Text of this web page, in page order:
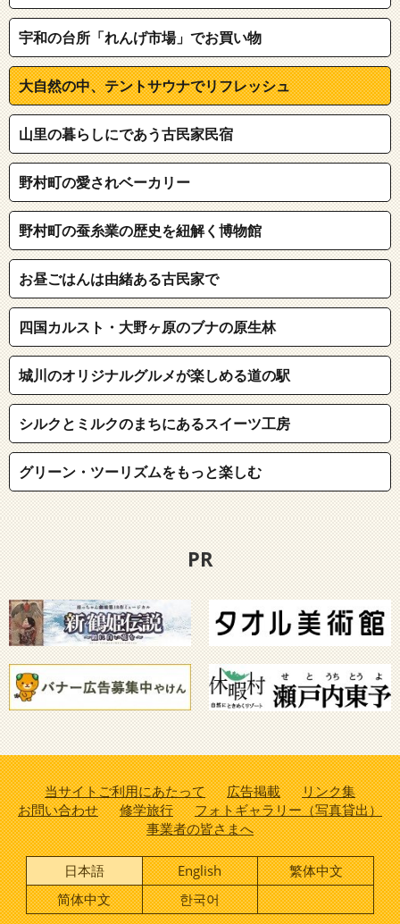
宇和の台所「れんげ市場」でお買い物
大自然の中、テントサウナでリフレッシュ
山里の暮らしにであう古民家民宿
野村町の愛されベーカリー
野村町の蚕糸業の歴史を紐解く博物館
お昼ごはんは由緒ある古民家で
四国カルスト・大野ヶ原のブナの原生林
城川のオリジナルグルメが楽しめる道の駅
シルクとミルクのまちにあるスイーツ工房
グリーン・ツーリズムをもっと楽しむ
PR
当サイトご利用にあたって 広告掲載
リンク集
お問い合わせ
修学旅行
フォトギャラリー（写真貸出）
事業者の皆さまへ
日本語 English
繁体中文
简体中文
한국어